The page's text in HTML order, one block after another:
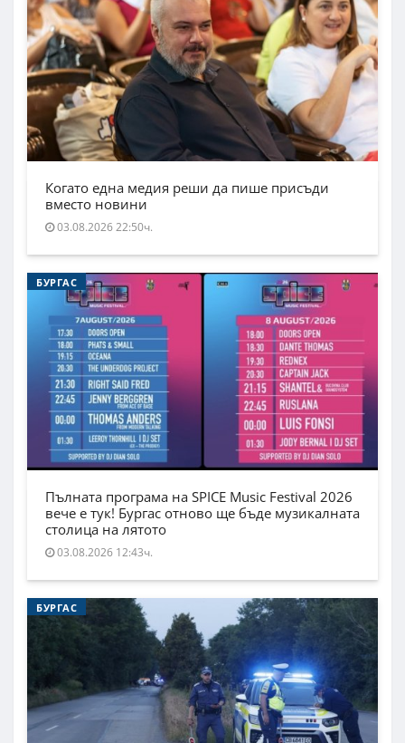
Когато една медия реши да пише присъди
вместо новини
03.08.2026 22:50ч.
БУРГАС
Пълната програма на SPICE Music Festival 2026
вече е тук! Бургас отново ще бъде музикалната
столица на лятото
03.08.2026 12:43ч.
БУРГАС